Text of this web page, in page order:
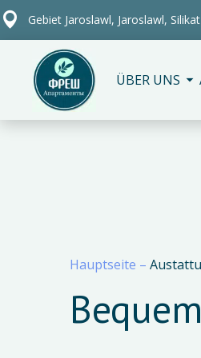
Gebiet Jaroslawl, Jaroslawl,
ÜBER UNS
Hauptseite –